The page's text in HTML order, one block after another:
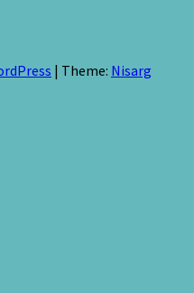
| Theme: Nisarg